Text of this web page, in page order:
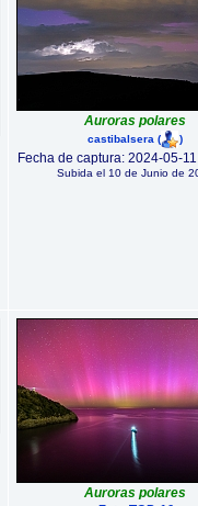
Auroras polares
castibalsera ( )
Fecha de captura: 2024-05-
Subida el 10 de Junio de
Auroras polares